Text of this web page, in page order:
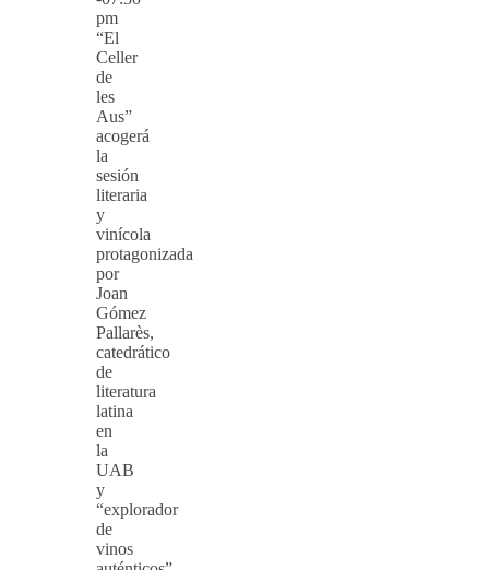
pm
“El
Celler
de
les
Aus”
acogerá
la
sesión
literaria
y
vinícola
protagonizada
por
Joan
Gómez
Pallarès,
catedrático
de
literatura
latina
en
la
UAB
y
“explorador
de
vinos